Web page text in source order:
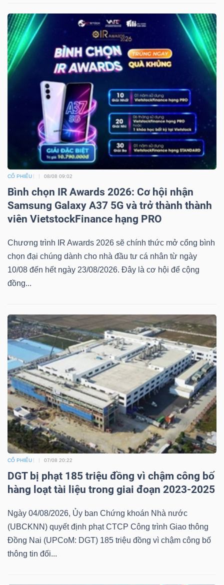
CỔ PHIẾU 08/08 09:02
Bình chọn IR Awards 2026: Cơ hội nhận
Samsung Galaxy A37 5G và trở thành thành
viên VietstockFinance hạng PRO
Chương trình IR Awards 2026 sẽ chính thức mở cổng bình
chọn đại chúng dành cho nhà đầu tư cá nhân từ ngày
10/08 đến hết ngày 23/08/2026. Đây là cơ hội để cộng
đồng...
CỔ PHIẾU 07/08 20:22
DGT bị phạt 185 triệu đồng vì chậm công bố
hàng loạt tài liệu trong giai đoạn 2023-2025
Ngày 04/08/2026, Ủy ban Chứng khoán Nhà nước
(UBCKNN) quyết định phạt CTCP Công trình Giao thông
Đồng Nai (UPCoM: DGT) 185 triệu đồng vì chậm công bố
thông tin đối...